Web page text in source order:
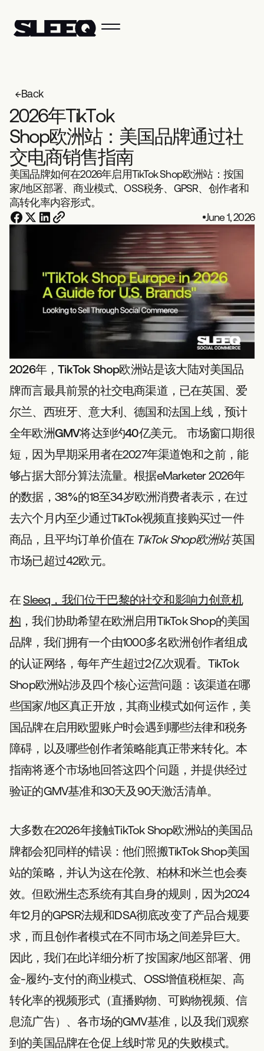
Back
2026年TikTok
Shop欧洲站： 美国品牌通过社
交电商销售指南
美国品牌如何在2026年启用TikTok Shop欧洲站：按国
家/地区部署、商业模式、OSS税务、GPSR、创作者和
高转化率内容形式。
June 1, 2026
2026年，TikTok Shop欧洲站是该大陆对美国品
牌而言最具前景的社交电商渠道，已在英国、爱
尔兰、西班牙、意大利、德国和法国上线，预计
全年欧洲GMV将达到约40亿美元。
市场窗口期很
短，因为早期采用者在2027年渠道饱和之前，能
够占据大部分算法流量。根据eMarketer 2026年
的数据，38%的18至34岁欧洲消费者表示，在过
去六个月内至少通过TikTok视频直接购买过一件
商品，且平均订单价值在 TikTok Shop欧洲站英国
市场已超过42欧元。
在Sleeq，我们位于巴黎的社交和影响力创意机
构 ，我们协助希望在欧洲启用TikTok Shop的美国
品牌，我们拥有一个由1000多名欧洲创作者组成
的认证网络，每年产生超过2亿次观看。TikTok
Shop欧洲站涉及四个核心运营问题：该渠道在哪
些国家/地区真正开放，其商业模式如何运作，美
国品牌在启用欧盟账户时会遇到哪些法律和税务
障碍，以及哪些创作者策略能真正带来转化。本
指南将逐个市场地回答这四个问题，并提供经过
验证的GMV基准和30天及90天激活清单。
大多数在2026年接触TikTok Shop欧洲站的美国品
牌都会犯同样的错误：他们照搬TikTok Shop美国
站的策略，并认为这在伦敦、柏林和米兰也会奏
效。但欧洲生态系统有其自身的规则，因为2024
年12月的GPSR法规和DSA彻底改变了产品合规要
求，而且创作者模式在不同市场之间差异巨大。
因此，我们在此详细分析了按国家/地区部署、佣
金-履约-支付的商业模式、OSS增值税框架、高
转化率的视频形式（直播购物、可购物视频、信
息流广告）、各市场的GMV基准，以及我们观察
到的美国品牌在仓促上线时常见的失败模式。